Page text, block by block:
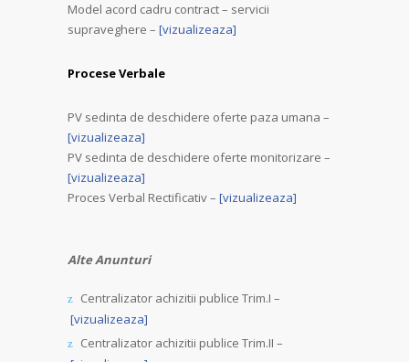
Model acord cadru contract – servicii
supraveghere – [vizualizeaza]
Procese Verbale
PV sedinta de deschidere oferte paza umana –
[vizualizeaza]
PV sedinta de deschidere oferte monitorizare –
[vizualizeaza]
Proces Verbal Rectificativ – [vizualizeaza]
Alte Anunturi
Centralizator achizitii publice Trim.I –
[vizualizeaza]
Centralizator achizitii publice Trim.II –